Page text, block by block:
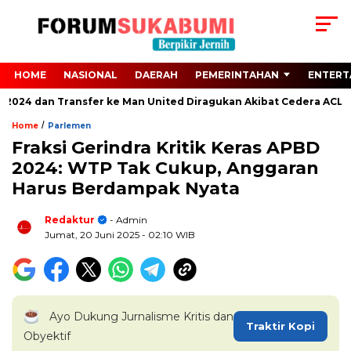
HOME NASIONAL DAERAH PEMERINTAHAN
dan Transfer ke Man United Diragukan Akibat Cedera ACL
Home / Parlemen
Fraksi Gerindra Kritik Keras APBD
2024: WTP Tak Cukup, Anggaran
Harus Berdampak Nyata
Redaktur
- Admin
Jumat, 20 Juni 2025 - 02:10 WIB
Ayo Dukung Jurnalisme Kritis dan
Obyektif
Traktir Kopi